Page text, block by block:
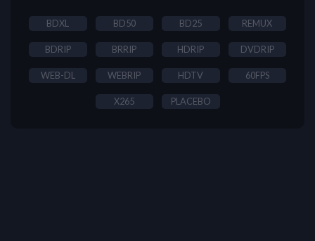
BDXL BD50 BD25 REMUX
BDRIP BRRIP HDRIP DVDRIP
WEB-DL WEBRIP HDTV 60FPS
X265 PLACEBO